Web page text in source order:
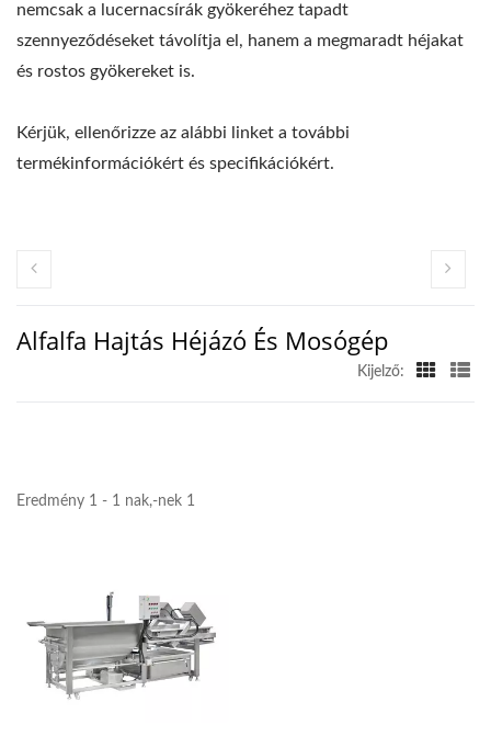
nemcsak a lucernacsírák gyökeréhez tapadt
szennyeződéseket távolítja el, hanem a megmaradt héjakat
és rostos gyökereket is.
Kérjük, ellenőrizze az alábbi linket a további
termékinformációkért és specifikációkért.
Alfalfa Hajtás Héjázó És Mosógép
Kijelző:
Eredmény 1 - 1 nak,-nek 1